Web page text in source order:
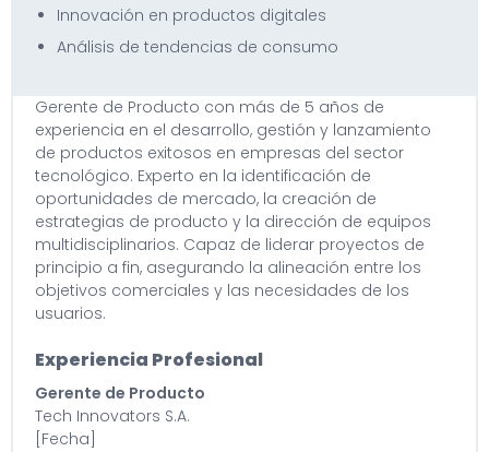
Innovación en productos digitales
Análisis de tendencias de consumo
Gerente de Producto con más de 5 años de
experiencia en el desarrollo, gestión y lanzamiento
de productos exitosos en empresas del sector
tecnológico. Experto en la identificación de
oportunidades de mercado, la creación de
estrategias de producto y la dirección de equipos
multidisciplinarios. Capaz de liderar proyectos de
principio a fin, asegurando la alineación entre los
objetivos comerciales y las necesidades de los
usuarios.
Experiencia Profesional
Gerente de Producto
Tech Innovators S.A.
[Fecha]